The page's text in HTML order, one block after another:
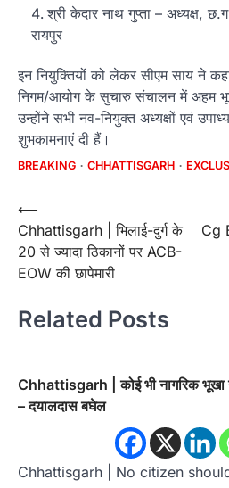
श्री केदार नाथ गुप्ता – अध्यक्ष,
रायपुर
इन नियुक्तियों को लेकर सीएम साय ने
निगम/आयोग के सुचारु संचालन में अहम
उन्होंने सभी नव-नियुक्त अध्यक्षों एवं
शुभकामनाएं दी हैं।
BREAKING CHHATTISGARH
Post
navigation
⟵
Chhattisgarh | भिलाई-दुर्ग के
20 से ज्यादा ठिकानों पर ACB-
EOW की छापेमारी
Cg
Related Posts
Chhattisgarh | कोई भी नागरिक
– दयालदास बघेल
Chhattisgarh | No citizen